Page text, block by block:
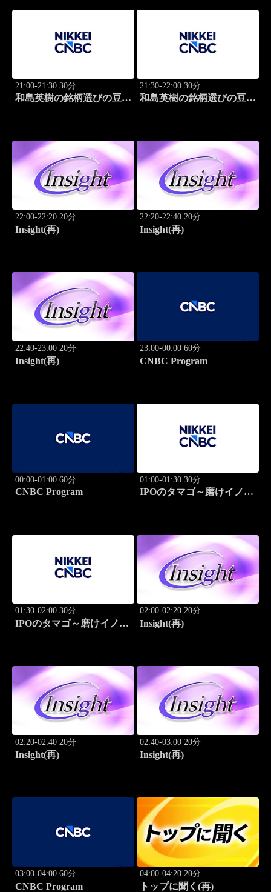
21:00-21:30 30分
和島英樹の銘柄選びの豆知
21:30-22:00 30分
和島英樹の銘柄選びの豆知
22:00-22:20 20分
Insight(再)
22:20-22:40 20分
Insight(再)
22:40-23:00 20分
Insight(再)
23:00-00:00 60分
CNBC Program
00:00-01:00 60分
CNBC Program
01:00-01:30 30分
IPOのタマゴ～磨けイノベ
01:30-02:00 30分
IPOのタマゴ～磨けイノベ
02:00-02:20 20分
Insight(再)
02:20-02:40 20分
Insight(再)
02:40-03:00 20分
Insight(再)
03:00-04:00 60分
CNBC Program
04:00-04:20 20分
トップに聞く(再)